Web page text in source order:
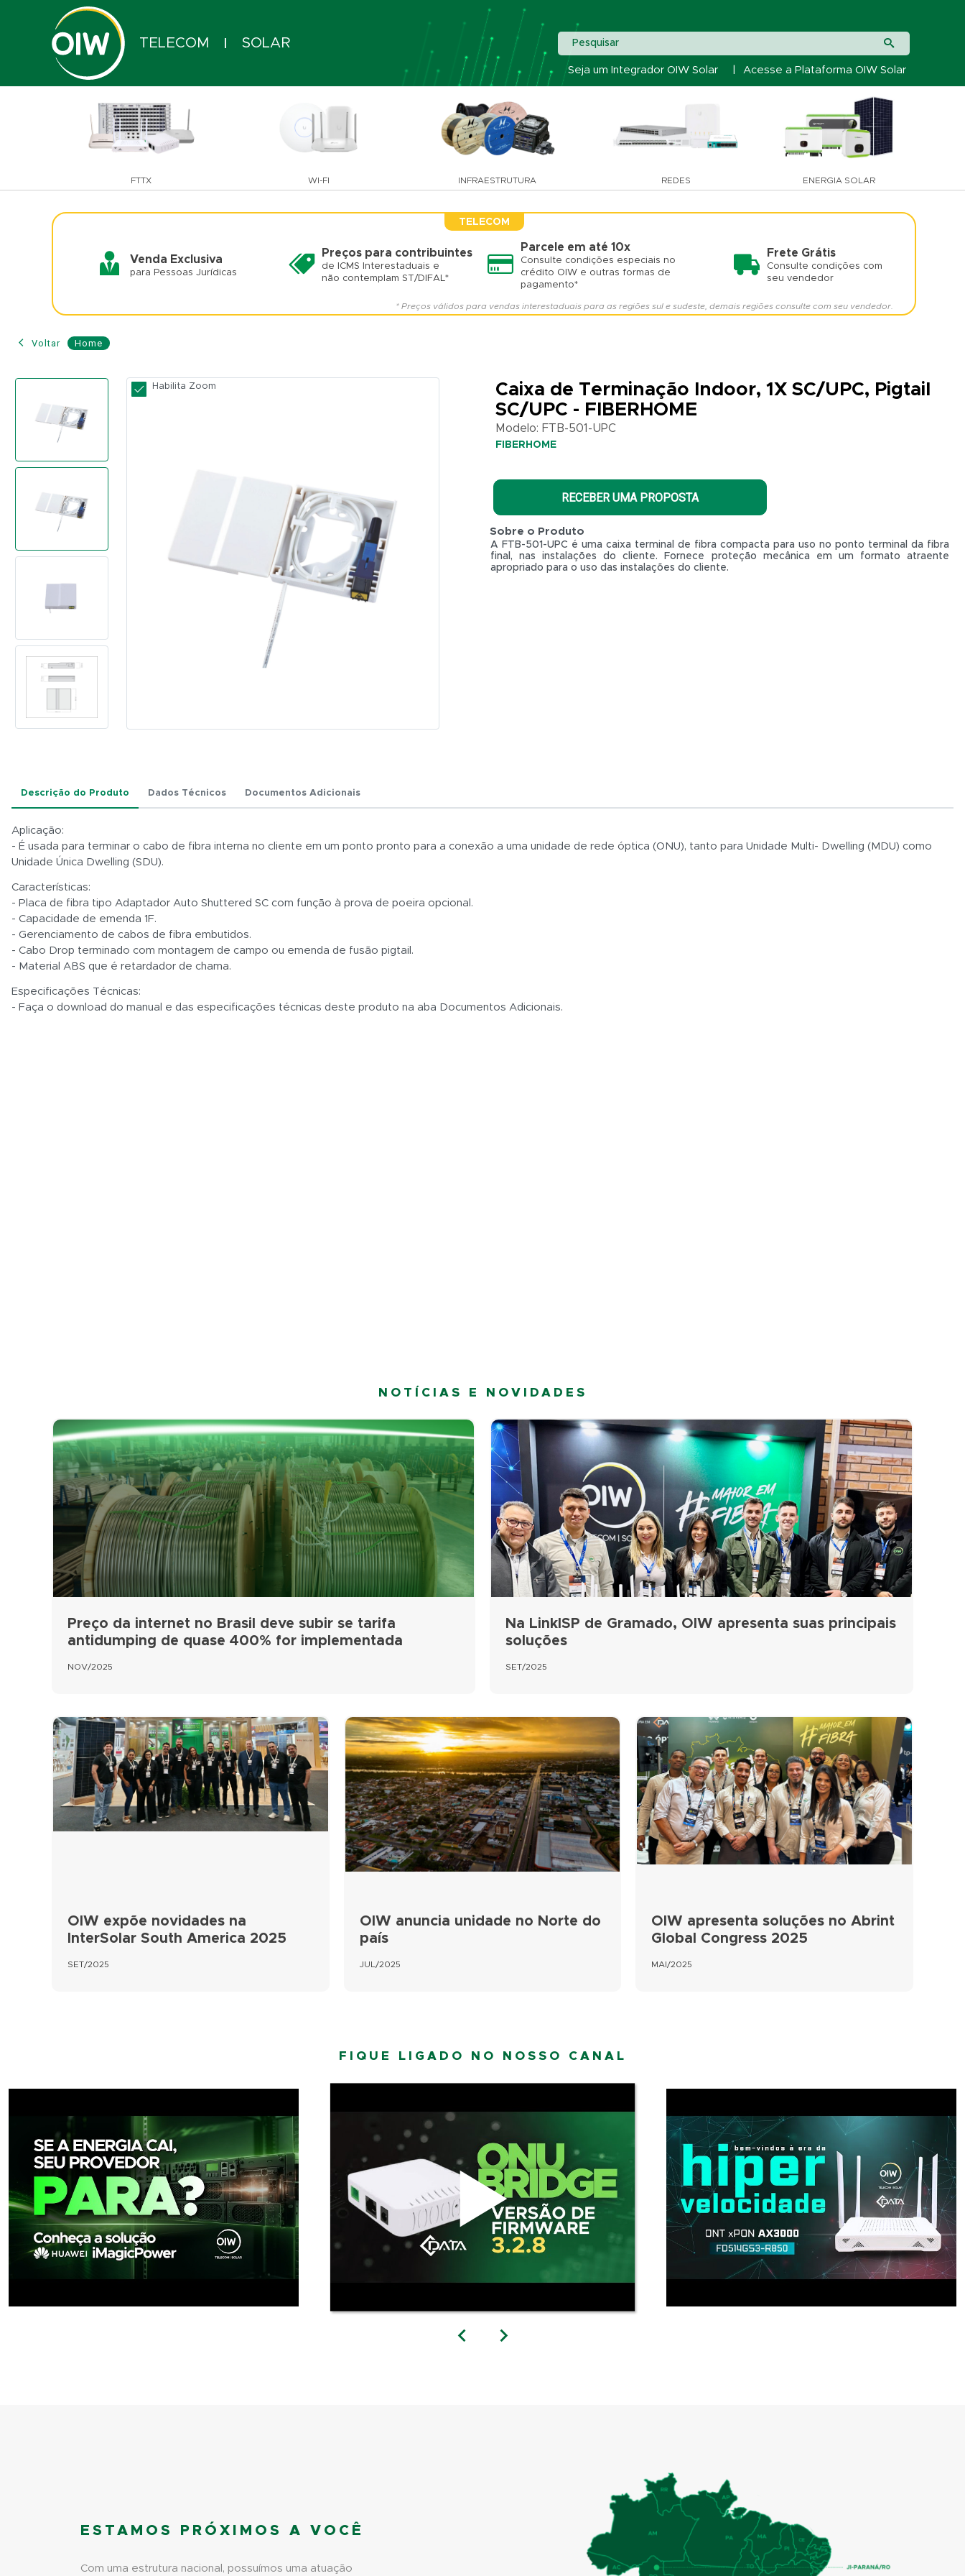
TELECOM SOLAR
Seja um Integrador OIW Solar Acesse a Plataforma OIW Solar
Pesquisar
FTTX WI-FI INFRAESTRUTURA REDES ENERGIA SOLAR
TELECOM
Venda Exclusiva
para Pessoas Jurídicas
Preços para contribuintes
de ICMS Interestaduais e
não contemplam ST/DIFAL*
Parcele em até 10x
Consulte condições especiais no
crédito OIW e outras formas de
pagamento*
Frete Grátis
Consulte condições com
seu vendedor
* Preços válidos para vendas interestaduais para as regiões sul e sudeste, demais regiões consulte com seu vendedor.
Home
Voltar
Caixa
Terminação
Indoor,
1X
Pigtail
SC/UPC
-
FIBERHOME
Modelo:
FIBERHOME
Habilita Zoom
Caixa de Terminação Indoor, 1X SC/UPC, Pigtail
SC/UPC - FIBERHOME
Modelo: FTB-501-UPC
FIBERHOME
RECEBER UMA PROPOSTA
Sobre o Produto
A FTB-501-UPC é uma caixa terminal de fibra compacta para uso no ponto terminal da fibra
final, nas instalações do cliente. Fornece proteção mecânica em um formato atraente
apropriado para o uso das instalações do cliente.
Descrição do Produto Dados Técnicos Documentos Adicionais
Aplicação:
- É usada para terminar o cabo de fibra interna no cliente em um ponto pronto para a conexão a uma unidade de rede óptica (ONU), tanto para Unidade Multi- Dwelling (MDU) como
Unidade Única Dwelling (SDU).
Características:
- Placa de fibra tipo Adaptador Auto Shuttered SC com função à prova de poeira opcional.
- Capacidade de emenda 1F.
- Gerenciamento de cabos de fibra embutidos.
- Cabo Drop terminado com montagem de campo ou emenda de fusão pigtail.
- Material ABS que é retardador de chama.
Especificações Técnicas:
- Faça o download do manual e das especificações técnicas deste produto na aba Documentos Adicionais.
NOTÍCIAS E NOVIDADES
Preço da internet no Brasil deve subir se tarifa
antidumping de quase 400% for implementada
NOV/2025
Na LinkISP de Gramado, OIW apresenta suas principais
soluções
SET/2025
OIW expõe novidades na
InterSolar South America 2025
SET/2025
OIW anuncia unidade no Norte do
país
JUL/2025
OIW apresenta soluções no Abrint
Global Congress 2025
MAI/2025
FIQUE LIGADO NO NOSSO CANAL
ESTAMOS PRÓXIMOS A VOCÊ
Com uma estrutura nacional, possuímos uma atuação